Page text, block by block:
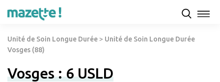
Unité de Soin Longue Durée > Unité de Soin Longue Durée
Vosges (88)
Vosges : 6 USLD